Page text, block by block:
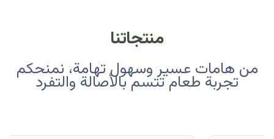
منتجاتنا
من هامات عسير وسهول تهامة، نمنحكم
تجربة طعام تتسم بالأصالة والتفرد